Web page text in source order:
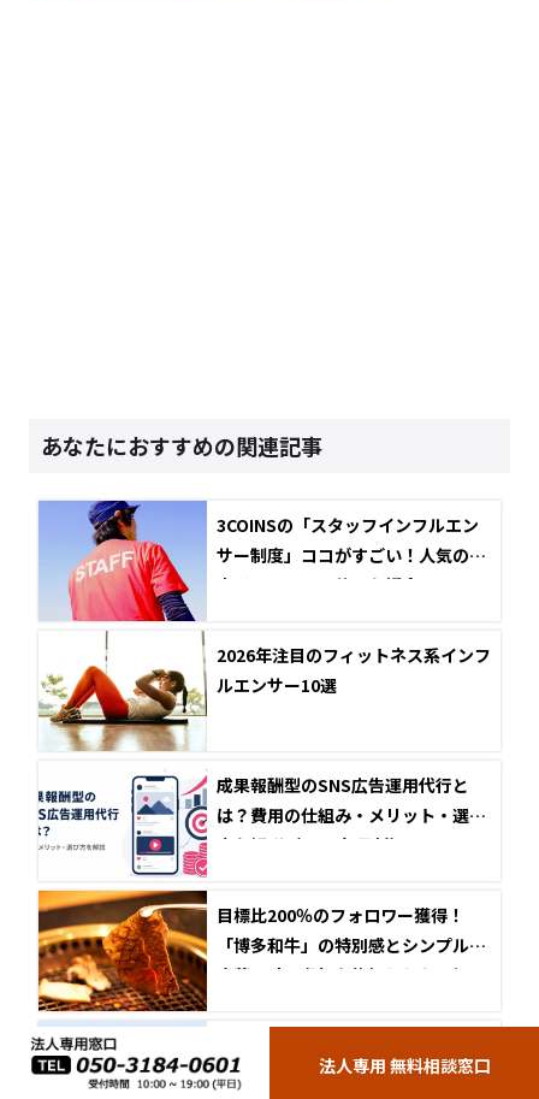
あなたにおすすめの関連記事
3COINSの「スタッフインフルエン
サー制度」ココがすごい！人気の社
内インフルエンサーも紹介！
2026年注目のフィットネス系インフ
ルエンサー10選
成果報酬型のSNS広告運用代行と
は？費用の仕組み・メリット・選び
方を解説（2026年最新）
目標比200％のフォロワー獲得！
「博多和牛」の特別感とシンプルな
応募設計で参加を後押しした、福岡
ーン成功事例
市産」の地域性と季節性を武器に、
法人専用 無料相談窓口